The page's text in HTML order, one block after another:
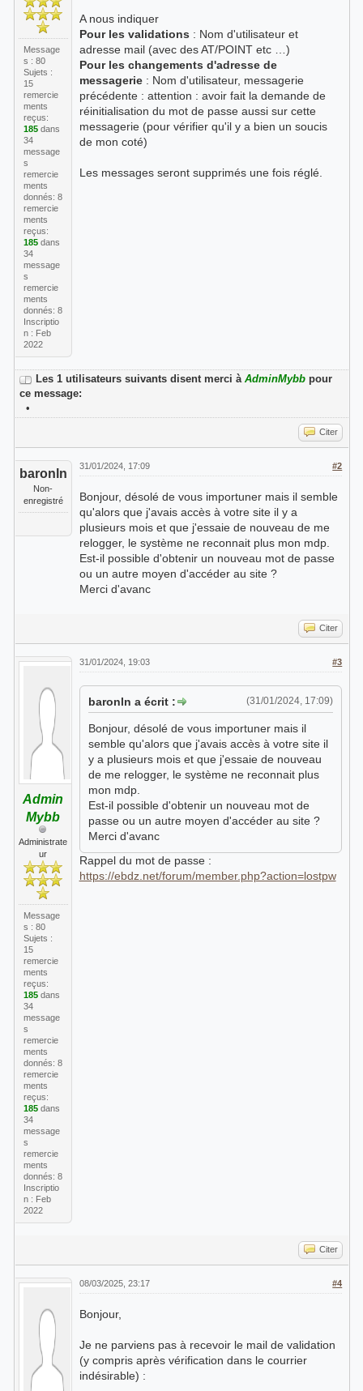
Message
s : 80
Sujets :
15
remercie
ments
reçus:
185dans
34
message
s
remercie
ments
donnés: 8
remercie
ments
reçus:
185dans
34
message
s
remercie
ments
donnés: 8
Inscriptio
n : Feb
2022
A nous indiquer
Pour les validations : Nom d'utilisateur et
adresse mail (avec des AT/POINT etc …)
Pour les changements d'adresse de
messagerie: Nom d'utilisateur, messagerie
précédente : attention : avoir fait la demande de
réinitialisation du mot de passe aussi sur cette
messagerie (pour vérifier qu'il y a bien un soucis
de mon coté)
Les messages seront supprimés une fois réglé.
Les 1 utilisateurs suivants disent merci à AdminMybbpour
ce message:
•
Citer
baronln
Non-
enregistré
#2
31/01/2024, 17:09
Bonjour, désolé de vous importuner mais il semble
qu'alors que j'avais accès à votre site il y a
plusieurs mois et que j'essaie de nouveau de me
relogger, le système ne reconnait plus mon mdp.
Est-il possible d'obtenir un nouveau mot de passe
ou un autre moyen d'accéder au site ?
Merci d'avanc
Citer
Admin
Mybb
Administrate
ur
Message
s : 80
Sujets :
15
remercie
ments
reçus:
185dans
34
message
s
remercie
ments
donnés: 8
remercie
ments
reçus:
185dans
34
message
s
remercie
ments
donnés: 8
Inscriptio
n : Feb
2022
#3
31/01/2024, 19:03
(31/01/2024, 17:09)
baronln a écrit :
Bonjour, désolé de vous importuner mais il
semble qu'alors que j'avais accès à votre site il
y a plusieurs mois et que j'essaie de nouveau
de me relogger, le système ne reconnait plus
mon mdp.
Est-il possible d'obtenir un nouveau mot de
passe ou un autre moyen d'accéder au site ?
Merci d'avanc
Rappel du mot de passe :
https://ebdz.net/forum/member.php?action=lostpw
Citer
#4
08/03/2025, 23:17
Bonjour,
Je ne parviens pas à recevoir le mail de validation
(y compris après vérification dans le courrier
indésirable) :